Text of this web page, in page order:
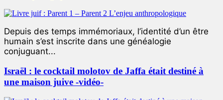
Depuis des temps immémoriaux, l’identité d’un être
humain s’est inscrite dans une généalogie
conjuguant...
Israël : le cocktail molotov de Jaffa était destiné à
une maison juive -vidéo-